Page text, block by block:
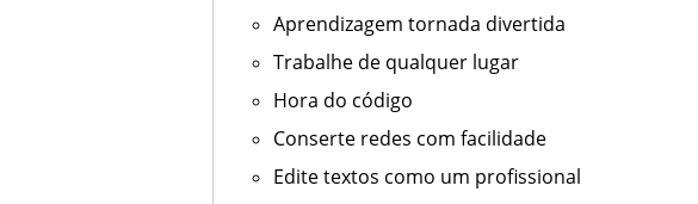
Aprendizagem tornada divertida
Trabalhe de qualquer lugar
Hora do código
Conserte redes com facilidade
Edite textos como um profissional